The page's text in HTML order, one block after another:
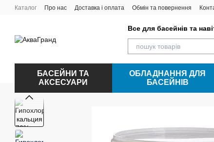
Перейти до основного контенту
Каталог Про нас Доставка і оплата Обмін та повернення
Все для басейнів та
БАСЕЙНИ ТА
АКСЕСУАРИ
ОБЛАДНАННЯ ДЛЯ
БАСЕЙНІВ